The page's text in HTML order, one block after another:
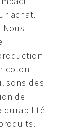
achat.
coton
des
de
durabilité